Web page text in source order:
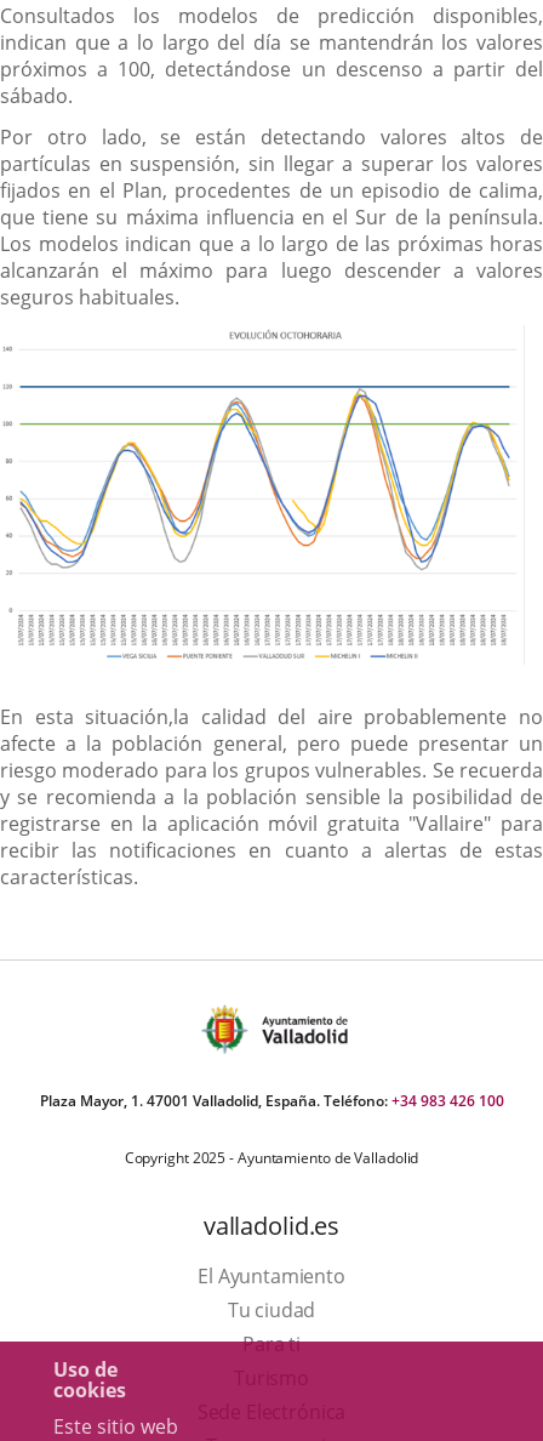
Uso de
cookies
Este sitio web
Consultados los modelos de predicción disponibles,
indican que a lo largo del día se mantendrán los valores
próximos a 100, detectándose un descenso a partir del
sábado.
Por otro lado, se están detectando valores altos de
partículas en suspensión, sin llegar a superar los valores
fijados en el Plan, procedentes de un episodio de calima,
que tiene su máxima influencia en el Sur de la península.
Los modelos indican que a lo largo de las próximas horas
alcanzarán el máximo para luego descender a valores
seguros habituales.
En esta situación,la calidad del aire probablemente no
afecte a la población general, pero puede presentar un
riesgo moderado para los grupos vulnerables. Se recuerda
y se recomienda a la población sensible la posibilidad de
registrarse en la aplicación móvil gratuita "Vallaire" para
recibir las notificaciones en cuanto a alertas de estas
características.
Plaza Mayor, 1. 47001 Valladolid, España. Teléfono:+34 983 426 100
Copyright 2025 - Ayuntamiento de Valladolid
valladolid.es
El Ayuntamiento
Tu ciudad
Para ti